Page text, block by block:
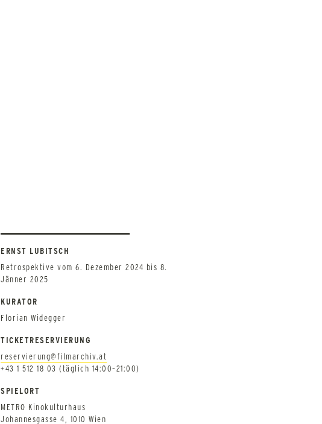
ERNST LUBITSCH
Retrospektive vom 6. Dezember 2024 bis 8.
Jänner 2025
KURATOR
Florian Widegger
TICKETRESERVIERUNG
reservierung@filmarchiv.at
+43 1 512 18 03 (täglich 14:00–21:00)
SPIELORT
METRO Kinokulturhaus
Johannesgasse 4, 1010 Wien